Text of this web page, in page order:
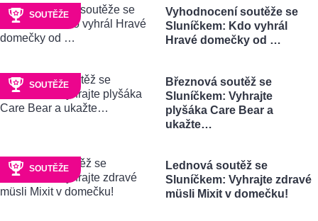
SOUTĚŽE
Vyhodnocení soutěže se
Sluníčkem: Kdo vyhrál
Hravé domečky od …
SOUTĚŽE
Březnová soutěž se
Sluníčkem: Vyhrajte
plyšáka Care Bear a
ukažte…
SOUTĚŽE
Lednová soutěž se
Sluníčkem: Vyhrajte zdravé
müsli Mixit v domečku!